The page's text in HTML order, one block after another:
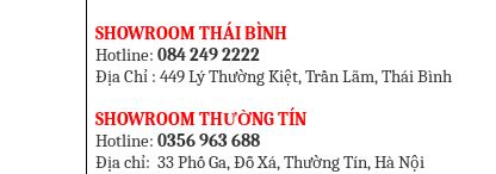
SHOWROOM THÁI BÌNH
Hotline:084 249 2222
Địa Chỉ : 449 Lý Thường Kiệt, Trần Lãm, Thái Bình
SHOWROOM THƯỜNG TÍN
Hotline:0356 963 688
Địa chỉ: 33 Phố Ga, Đỗ Xá, Thường Tín, Hà Nội